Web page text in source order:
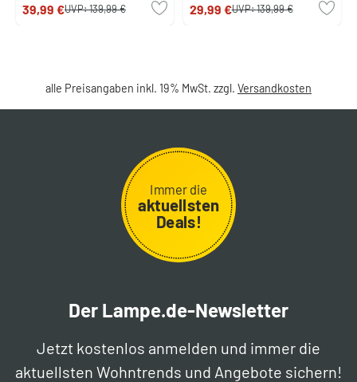
39,99 €UVP:139,99 € 29,99 €UVP:139,99 €
alle Preisangaben inkl. 19% MwSt. zzgl. Versandkosten
Immer die
aktuellsten
Deals!
Der Lampe.de-Newsletter
Jetzt kostenlos anmelden und immer die
aktuellsten Wohntrends und Angebote sichern!